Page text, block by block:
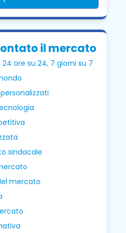
il mercato
ore su 24, 7 giorni su 7
sindacale
mercato